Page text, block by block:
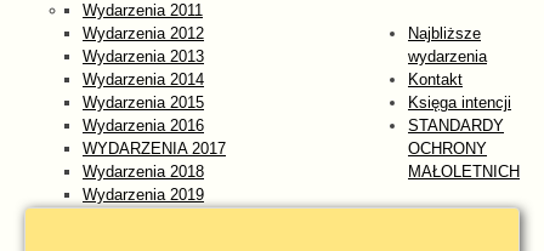
Wydarzenia 2011
Wydarzenia 2012
Wydarzenia 2013
Wydarzenia 2014
Wydarzenia 2015
Wydarzenia 2016
WYDARZENIA 2017
Wydarzenia 2018
Wydarzenia 2019
Najbliższe
wydarzenia
Kontakt
Księga intencji
STANDARDY
OCHRONY
MAŁOLETNICH